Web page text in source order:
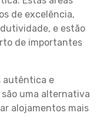
de excelência,
e estão
de importantes
autêntica e
são uma alternativa
alojamentos mais